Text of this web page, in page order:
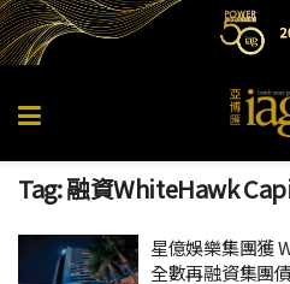
Tag:融資WhiteHawk
星億娛樂集團獲
全數再融資集團